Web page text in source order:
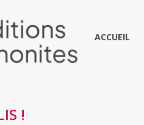
ACCUEIL
!